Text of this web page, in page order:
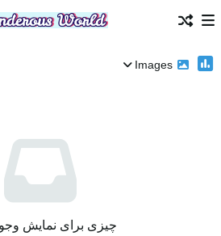
Images
چیزی برای نمایش